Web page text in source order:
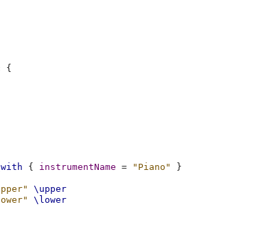
{
{ instrumentName = "Piano"
}
\upper
\lower